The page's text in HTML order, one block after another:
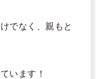
でなく、親もと
います！